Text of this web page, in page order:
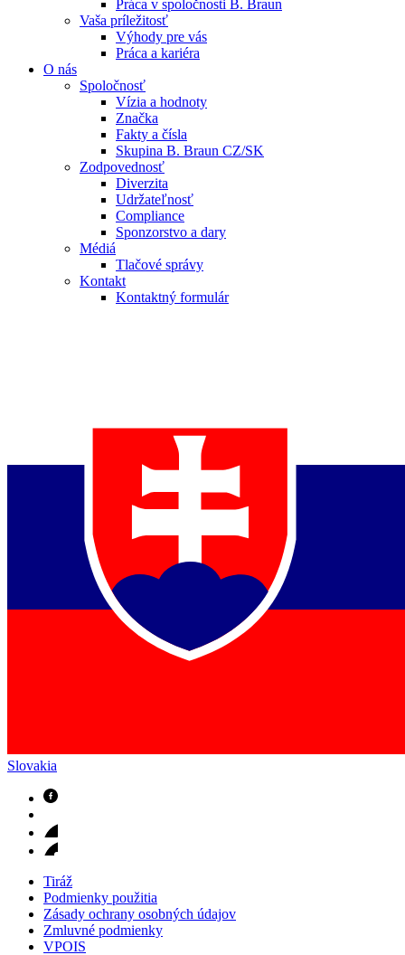
Práca v spoločnosti B. Braun
Vaša príležitosť
Výhody pre vás
Práca a kariéra
O nás
Spoločnosť
Vízia a hodnoty
Značka
Fakty a čísla
Skupina B. Braun CZ/SK
Zodpovednosť
Diverzita
Udržateľnosť
Compliance
Sponzorstvo a dary
Médiá
Tlačové správy
Kontakt
Kontaktný formulár
Slovakia
Tiráž
Podmienky použitia
Zásady ochrany osobných údajov
Zmluvné podmienky
VPOIS